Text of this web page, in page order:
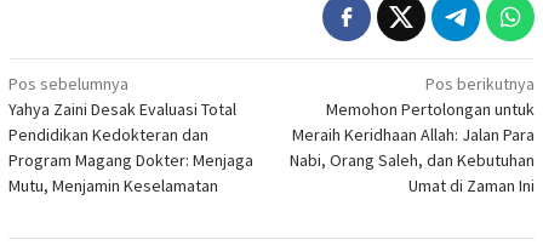
Navigasi
pos
Pos sebelumnya
Yahya Zaini Desak Evaluasi Total
Pendidikan Kedokteran dan
Program Magang Dokter: Menjaga
Mutu, Menjamin Keselamatan
Pos berikutnya
Memohon Pertolongan untuk
Meraih Keridhaan Allah: Jalan Para
Nabi, Orang Saleh, dan Kebutuhan
Umat di Zaman Ini